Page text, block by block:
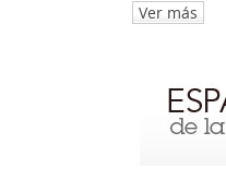
Ver más